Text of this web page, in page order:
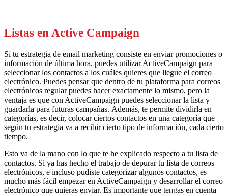
Listas en Active Campaign
Si tu estrategia de email marketing consiste en enviar promociones o
información de última hora, puedes utilizar ActiveCampaign para
seleccionar los contactos a los cuáles quieres que llegue el correo
electrónico. Puedes pensarque dentro de tu plataforma para correos
electrónicos regular puedes hacer exactamente lo mismo, pero la
ventaja es que con ActiveCampaign puedes seleccionar la lista y
guardarla para futuras campañas. Además, te permite dividirla en
categorías, es decir, colocar ciertos contactos en una categoría que
según tu estrategia va a recibir cierto tipo de información, cada cierto
tiempo.
Esto va de la mano con lo que te he explicado respecto a tu lista de
contactos. Si ya has hecho el trabajo de depurar tu lista de correos
electrónicos, e incluso pudiste categorizar algunos contactos, es
mucho más fácil empezaren ActiveCampaign y desarrollar el correo
electrónico que quieras enviar. Es importante que tengas en cuenta